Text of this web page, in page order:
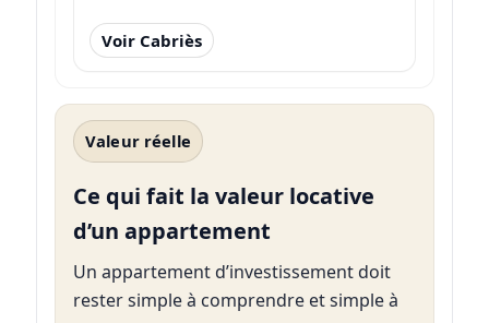
Voir Cabriès
Valeur réelle
Ce qui fait la valeur locative
d’un appartement
Un appartement d’investissement doit
rester simple à comprendre et simple à